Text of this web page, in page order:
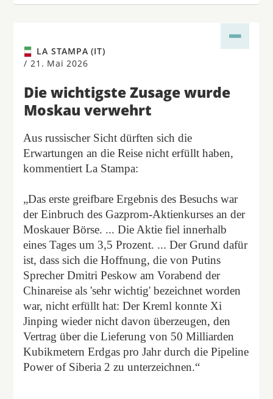
LA STAMPA (IT)
/ 21. Mai 2026
Die wichtigste Zusage wurde
Moskau verwehrt
Aus russischer Sicht dürften sich die
Erwartungen an die Reise nicht erfüllt haben,
kommentiert La Stampa:
„Das erste greifbare Ergebnis des Besuchs war
der Einbruch des Gazprom-Aktienkurses an der
Moskauer Börse. ... Die Aktie fiel innerhalb
eines Tages um 3,5 Prozent. ... Der Grund dafür
ist, dass sich die Hoffnung, die von Putins
Sprecher Dmitri Peskow am Vorabend der
Chinareise als 'sehr wichtig' bezeichnet worden
war, nicht erfüllt hat: Der Kreml konnte Xi
Jinping wieder nicht davon überzeugen, den
Vertrag über die Lieferung von 50 Milliarden
Kubikmetern Erdgas pro Jahr durch die Pipeline
Power of Siberia 2 zu unterzeichnen.“